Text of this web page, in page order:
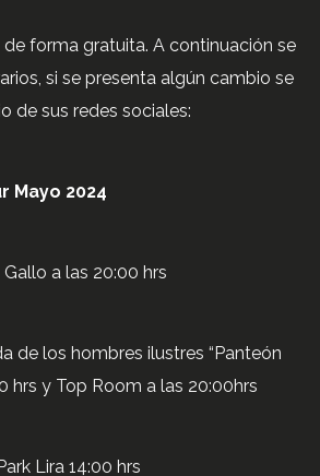
forma gratuita. A continuación se
si se presenta algún cambio se
de sus redes sociales:
Mayo 2024
a las 20:00 hrs
de los hombres ilustres “Panteón
hrs y Top Room a las 20:00hrs
Lira 14:00 hrs